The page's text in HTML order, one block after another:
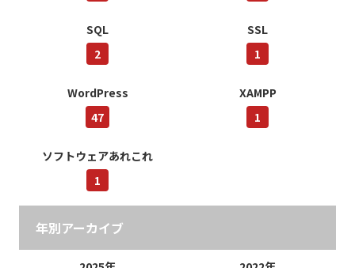
SQL
2
SSL
1
WordPress
47
XAMPP
1
ソフトウェアあれこれ
1
年別アーカイブ